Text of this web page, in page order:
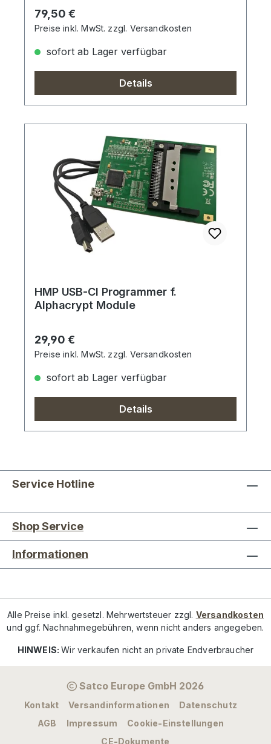
Regulärer Preis:
79,50 €
Preise inkl. MwSt. zzgl. Versandkosten
sofort ab Lager verfügbar
Details
HMP USB-CI Programmer f.
Alphacrypt Module
Regulärer Preis:
29,90 €
Preise inkl. MwSt. zzgl. Versandkosten
sofort ab Lager verfügbar
Details
Service Hotline
Shop Service
Informationen
Alle Preise inkl. gesetzl. Mehrwertsteuer zzgl. Versandkosten
und ggf. Nachnahmegebühren, wenn nicht anders angegeben.
HINWEIS:Wir verkaufen nicht an private Endverbraucher
Satco Europe GmbH 2026
Kontakt Versandinformationen
Datenschutz
AGB
Impressum
Cookie-Einstellungen
CE-Dokumente